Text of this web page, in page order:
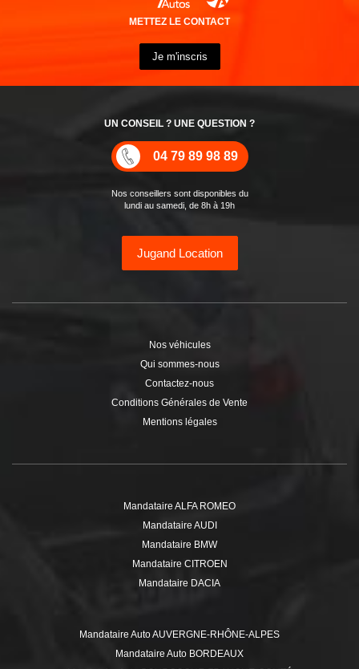
METTEZ LE CONTACT
Je m'inscris
UN CONSEIL ? UNE QUESTION ?
04 79 89 98 89
Nos conseillers sont disponibles du
lundi au samedi, de 8h à 19h
Jugand Location
Nos véhicules
Qui sommes-nous
Contactez-nous
Conditions Générales de Vente
Mentions légales
Mandataire ALFA ROMEO
Mandataire AUDI
Mandataire BMW
Mandataire CITROEN
Mandataire DACIA
Mandataire FORD
Mandataire HYUNDAI
Mandataire Auto AUVERGNE-RHÔNE-ALPES
Mandataire Auto BORDEAUX